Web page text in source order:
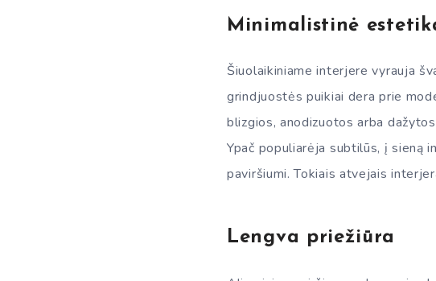
Minimalistinė
Šiuolaikiniame interjere vyrauja
grindjuostės puikiai dera prie
blizgios, anodizuotos arba
Ypač populiarėja subtilūs, į sieną
paviršiumi. Tokiais atvejais
Lengva priežiūra